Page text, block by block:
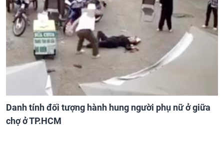
Danh tính đối tượng hành hung người phụ nữ ở giữa
chợ ở TP.HCM